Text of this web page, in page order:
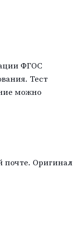
ФГОС
Тест
можно
почте. Оригинал